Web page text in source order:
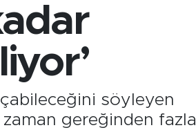
söyleyen
gereğinden fazla